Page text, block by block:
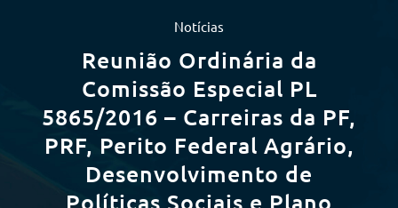
Notícias
Reunião Ordinária da
Comissão Especial PL
5865/2016 – Carreiras da PF,
PRF, Perito Federal Agrário,
Desenvolvimento de
Políticas Sociais e Plano